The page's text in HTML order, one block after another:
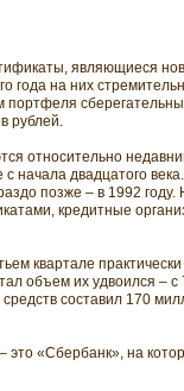
являющиеся
года на них
портфеля
рублей.
относительно
начала двадцатого
позже – в 1992
кредитные
квартале практически
объем их удвоился –
составил 170
это «Сбербанк», на